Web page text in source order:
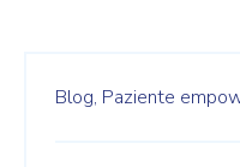
Blog, Paziente